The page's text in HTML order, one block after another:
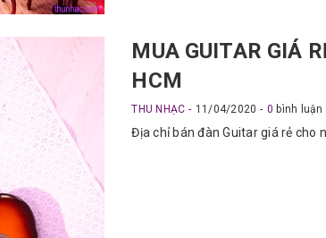
MUA GUITAR GIÁ
HCM
THU NHẠC 11/04/2020 0 bình luận
Địa chỉ bán đàn Guitar giá rẻ cho